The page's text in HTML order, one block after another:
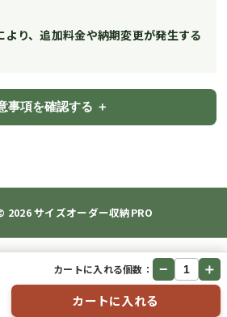
カートに入れる個数： − ＋
より、追加料金や納期変更が発生する
事項を確認する
2026サイズオーダー収納PRO